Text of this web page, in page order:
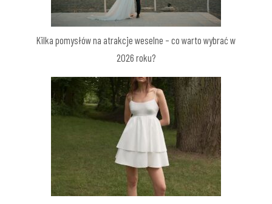
Kilka pomysłów na atrakcje weselne – co warto wybrać w
2026 roku?